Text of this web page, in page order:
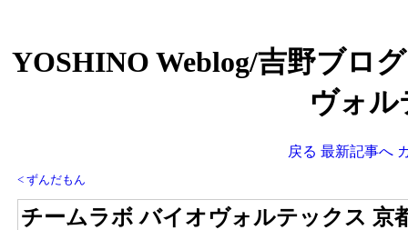
YOSHINO Weblog/吉野ブロ
ヴォル
戻る 最新記事へ
< ずんだもん
チームラボ バイオヴォルテックス 京